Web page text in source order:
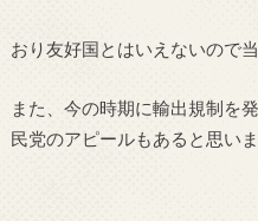
おり友好国とはいえないので
また、今の時期に輸出規制を
民党のアピールもあると思いま